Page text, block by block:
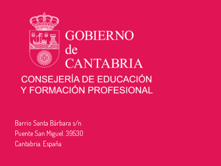
Barrio Santa Bárbara s/n.
Puente San Miguel. 39530
Cantabria. España